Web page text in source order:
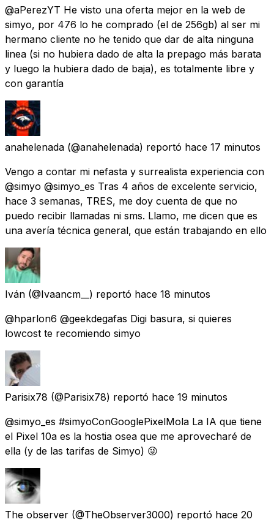
@aPerezYT He visto una oferta mejor en la web de
simyo, por 476 lo he comprado (el de 256gb) al ser mi
hermano cliente no he tenido que dar de alta ninguna
linea (si no hubiera dado de alta la prepago más barata
y luego la hubiera dado de baja), es totalmente libre y
con garantía
anahelenada (@anahelenada) reportó hace 17 minutos
Vengo a contar mi nefasta y surrealista experiencia con
@simyo @simyo_es Tras 4 años de excelente servicio,
hace 3 semanas, TRES, me doy cuenta de que no
puedo recibir llamadas ni sms. Llamo, me dicen que es
una avería técnica general, que están trabajando en ello
Iván (@Ivaancm__) reportó hace 18 minutos
@hparlon6 @geekdegafas Digi basura, si quieres
lowcost te recomiendo simyo
Parisix78 (@Parisix78) reportó hace 19 minutos
@simyo_es #simyoConGooglePixelMola La IA que tiene
el Pixel 10a es la hostia osea que me aprovecharé de
ella (y de las tarifas de Simyo) 😜
The observer (@TheObserver3000) reportó hace 20